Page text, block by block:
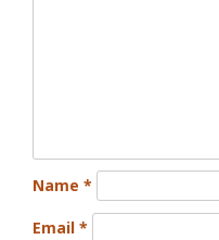
Name *
Email *